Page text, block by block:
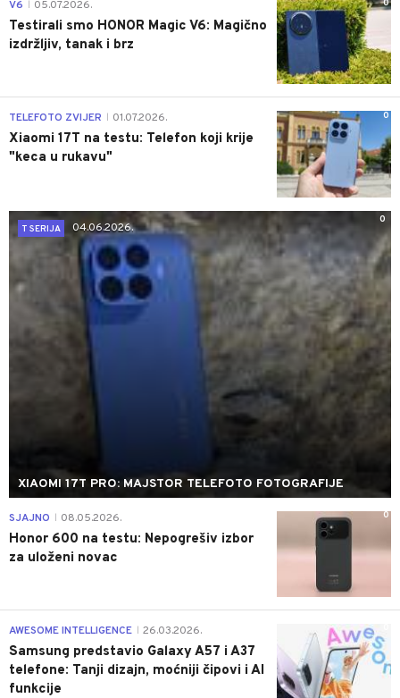
0
V6 05.07.2026.
Testirali smo HONOR Magic V6: Magično
izdržljiv, tanak i brz
0
TELEFOTO ZVIJER 01.07.2026.
Xiaomi 17T na testu: Telefon koji krije
"keca u rukavu"
0
T SERIJA
04.06.2026.
XIAOMI 17T PRO: MAJSTOR TELEFOTO FOTOGRAFIJE
0
SJAJNO 08.05.2026.
Honor 600 na testu: Nepogrešiv izbor
za uloženi novac
AWESOME INTELLIGENCE 26.03.2026.
Samsung predstavio Galaxy A57 i A37
telefone: Tanji dizajn, moćniji čipovi i AI
funkcije